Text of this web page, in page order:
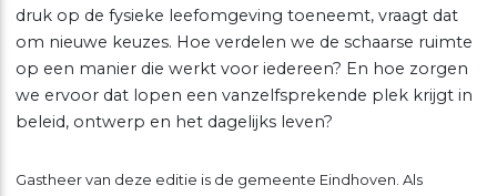
druk op de fysieke leefomgeving toeneemt, vraagt dat
om nieuwe keuzes. Hoe verdelen we de schaarse ruimte
op een manier die werkt voor iedereen? En hoe zorgen
we ervoor dat lopen een vanzelfsprekende plek krijgt in
beleid, ontwerp en het dagelijks leven?
Gastheer van deze editie is de gemeente Eindhoven. Als